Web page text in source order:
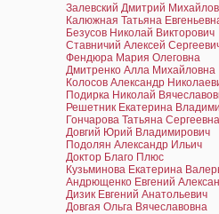
Залевский Дмитрий
Калюжная Татьяна
Безусов Николай Викторович
Ставничий Алексей
Фендюра Мария Олеговна
Дмитренко Алла Михайловна
Колосов Александр
Подирка Николай
Решетник Екатерина
Гончарова Татьяна Сергеевна
Довгий Юрий Владимирович
Подолян Александр Ильич
Доктор Благо Плюс
Кузьминова Екатерина
Андрющенко Евгений
Дизик Евгений Анатольевич
Довгая Ольга Вячеславовна